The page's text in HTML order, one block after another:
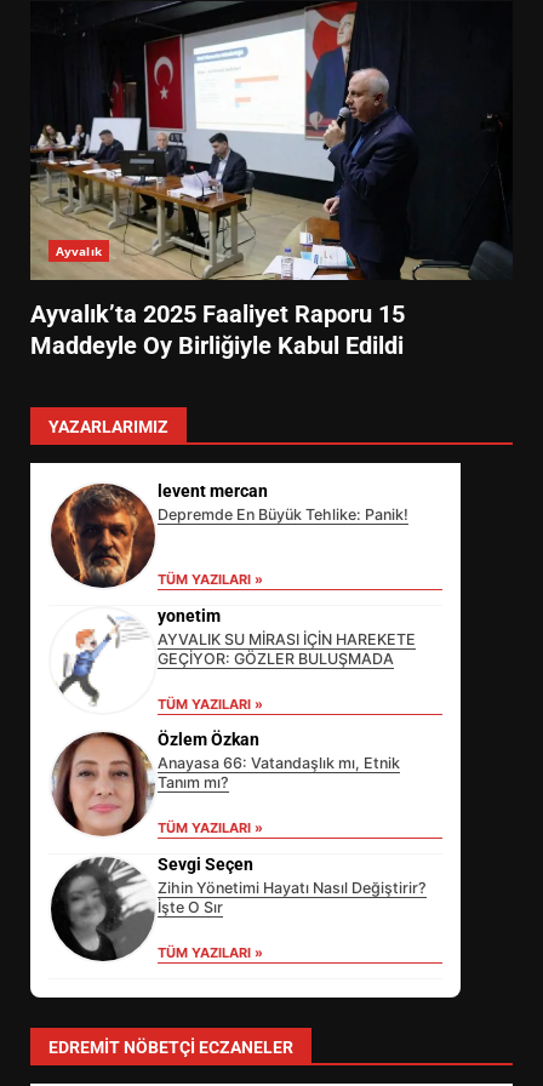
Ayvalık
Ayvalık’ta 2025 Faaliyet Raporu 15
Maddeyle Oy Birliğiyle Kabul Edildi
YAZARLARIMIZ
levent mercan
Depremde En Büyük Tehlike: Panik!
TÜM YAZILARI »
yonetim
AYVALIK SU MİRASI İÇİN HAREKETE
GEÇİYOR: GÖZLER BULUŞMADA
TÜM YAZILARI »
Özlem Özkan
Anayasa 66: Vatandaşlık mı, Etnik
Tanım mı?
TÜM YAZILARI »
Sevgi Seçen
Zihin Yönetimi Hayatı Nasıl Değiştirir?
İşte O Sır
TÜM YAZILARI »
EDREMIT NÖBETÇI ECZANELER
YARI FİNAL! 24 GENÇ YARIŞTI
4
ALTIEYLÜL’DE 19 MAYIS ŞÖLENİ
SOKAKLARA TAŞTI
5